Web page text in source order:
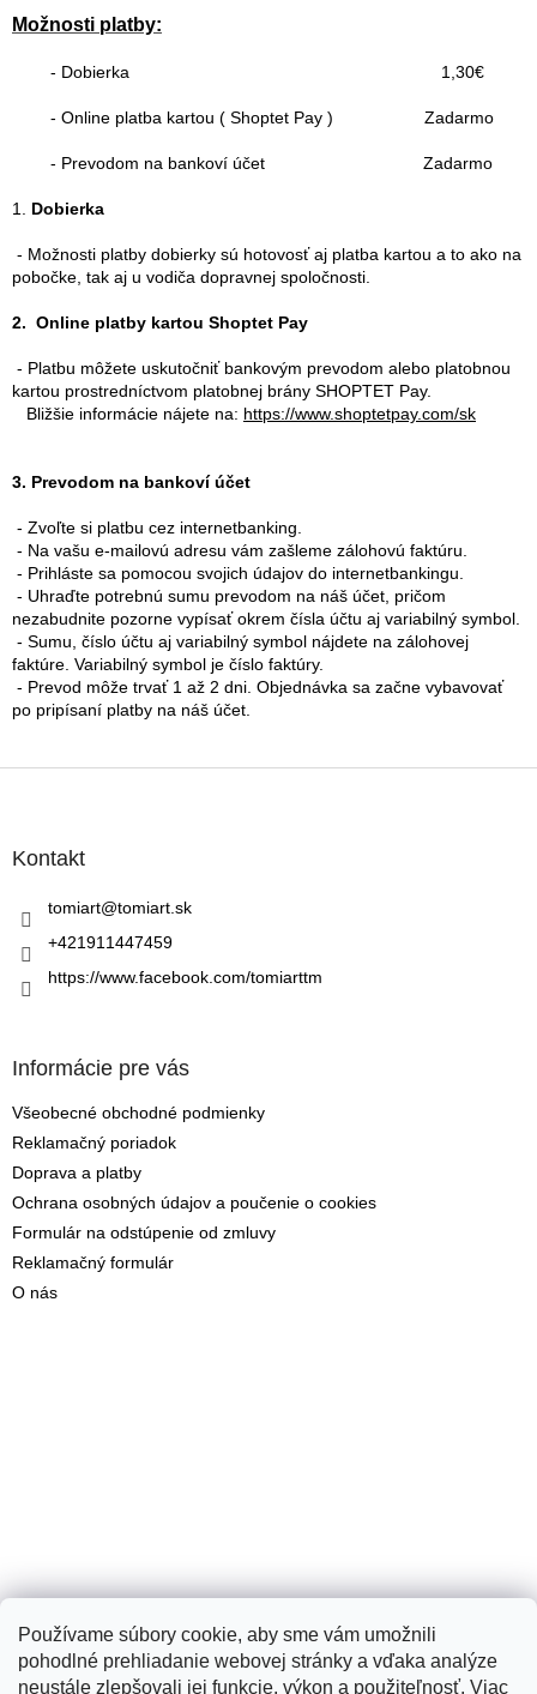
Používame súbory cookie, aby sme vám umožnili
pohodlné prehliadanie webovej stránky a vďaka analýze
neustále zlepšovali jej funkcie, výkon a použiteľnosť. Viac
Možnosti platby:
- Dobierka 1,30€
- Online platba kartou ( Shoptet Pay ) Zadarmo
- Prevodom na bankoví účet Zadarmo
1. Dobierka
- Možnosti platby dobierky sú hotovosť aj platba kartou a to ako na
pobočke, tak aj u vodiča dopravnej spoločnosti.
2. Online platby kartou Shoptet Pay
- Platbu môžete uskutočniť bankovým prevodom alebo platobnou
kartou prostredníctvom platobnej brány SHOPTET Pay.
Bližšie informácie nájete na: https://www.shoptetpay.com/sk
3. Prevodom na bankoví účet
- Zvoľte si platbu cez internetbanking.
- Na vašu e-mailovú adresu vám zašleme zálohovú faktúru.
- Prihláste sa pomocou svojich údajov do internetbankingu.
- Uhraďte potrebnú sumu prevodom na náš účet, pričom
nezabudnite pozorne vypísať okrem čísla účtu aj variabilný symbol.
- Sumu, číslo účtu aj variabilný symbol nájdete na zálohovej
faktúre. Variabilný symbol je číslo faktúry.
- Prevod môže trvať 1 až 2 dni. Objednávka sa začne vybavovať
po pripísaní platby na náš účet.
Kontakt
tomiart@tomiart.sk
+421911447459
https://www.facebook.com/tomiarttm
Informácie pre vás
Všeobecné obchodné podmienky
Reklamačný poriadok
Doprava a platby
Ochrana osobných údajov a poučenie o cookies
Formulár na odstúpenie od zmluvy
Reklamačný formulár
O nás